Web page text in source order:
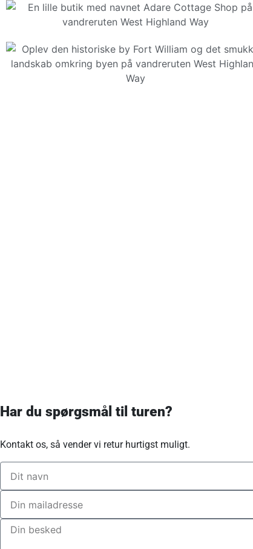
Har du spørgsmål til turen?
Kontakt os, så vender vi retur hurtigst muligt.